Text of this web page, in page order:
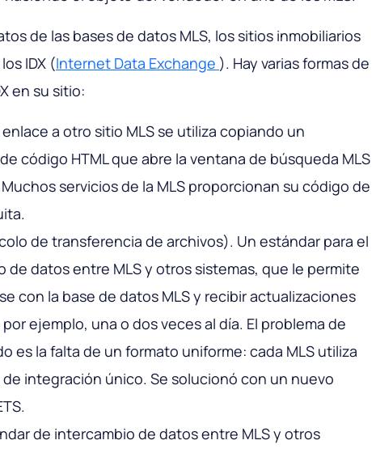
de las bases de datos MLS, los sitios inmobiliarios
IDX (Internet Data Exchange ). Hay varias formas de
en su sitio:
enlace a otro sitio MLS se utiliza copiando un
código HTML que abre la ventana de búsqueda MLS
servicios de la MLS proporcionan su código de
de transferencia de archivos). Un estándar para el
de datos entre MLS y otros sistemas, que le permite
con la base de datos MLS y recibir actualizaciones
ejemplo, una o dos veces al día. El problema de
es la falta de un formato uniforme: cada MLS utiliza
integración único. Se solucionó con un nuevo
de intercambio de datos entre MLS y otros